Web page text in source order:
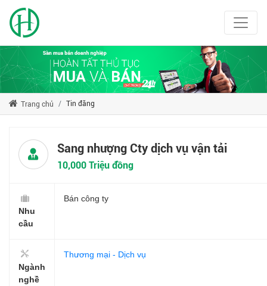
Trang chủ Tin đăng
Sang nhượng Cty dịch vụ vận tải
10,000 Triệu đồng
Nhu
cầu
Bán công ty
Ngành
nghề
Thương mại - Dịch vụ